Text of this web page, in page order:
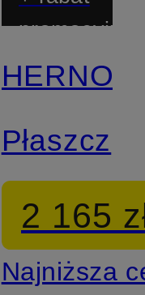
promocyjny
HERNO
Płaszcz
2 165
Najniższa